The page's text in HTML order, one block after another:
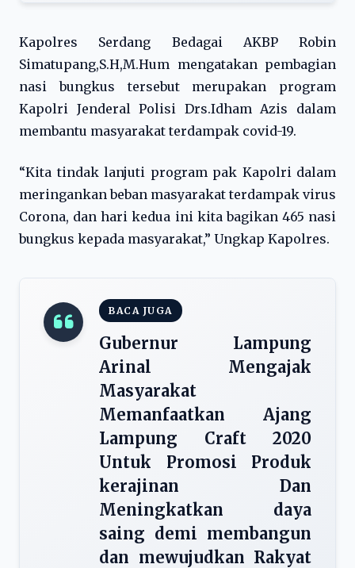
Kapolres Serdang Bedagai AKBP Robin
Simatupang,S.H,M.Hum mengatakan pembagian
nasi bungkus tersebut merupakan program
Kapolri Jenderal Polisi Drs.Idham Azis dalam
membantu masyarakat terdampak covid-19.
“Kita tindak lanjuti program pak Kapolri dalam
meringankan beban masyarakat terdampak virus
Corona, dan hari kedua ini kita bagikan 465 nasi
bungkus kepada masyarakat,” Ungkap Kapolres.
BACA JUGA
Gubernur Lampung
Arinal Mengajak
Masyarakat
Memanfaatkan Ajang
Lampung Craft 2020
Untuk Promosi Produk
kerajinan Dan
Meningkatkan daya
saing demi membangun
dan mewujudkan Rakyat